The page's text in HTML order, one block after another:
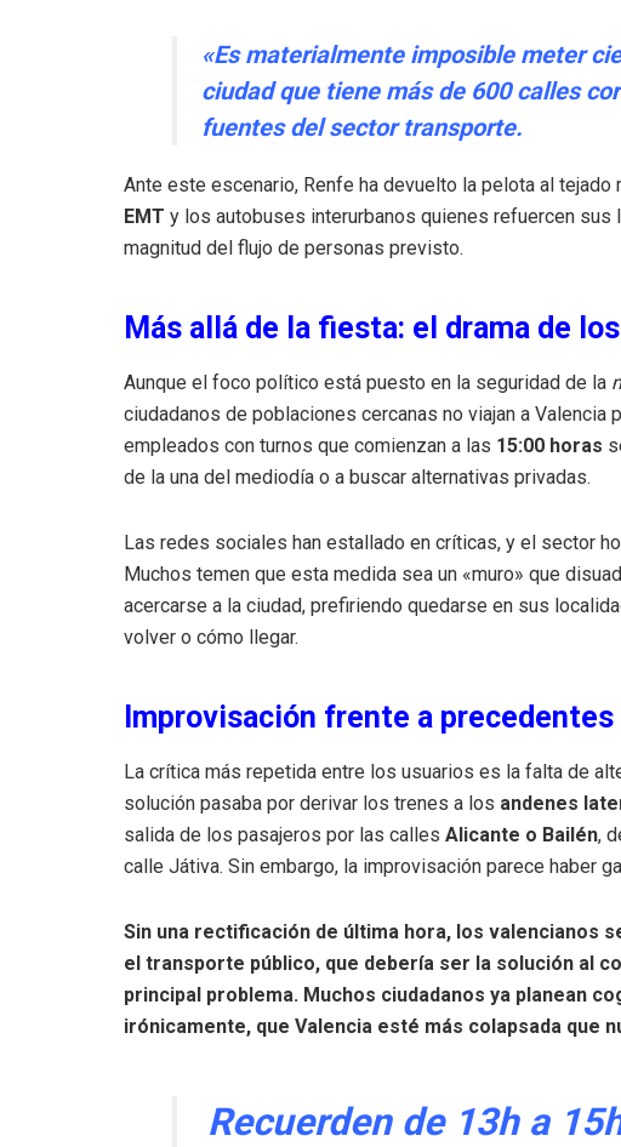
«Es materialmente imposible meter
ciudad que tiene más de 600 calles
fuentes del sector transporte.
Ante este escenario, Renfe ha devuelto la pelota al
EMT y los autobuses interurbanos quienes refuercen sus
magnitud del flujo de personas previsto.
Más allá de la fiesta: el drama de
Aunque el foco político está puesto en la seguridad de la
ciudadanos de poblaciones cercanas no viajan a Valencia
empleados con turnos que comienzan a las 15:00 horas
de la una del mediodía o a buscar alternativas privadas.
Las redes sociales han estallado en críticas, y el sector
Muchos temen que esta medida sea un «muro» que
acercarse a la ciudad, prefiriendo quedarse en sus
volver o cómo llegar.
Improvisación frente a precedentes
La crítica más repetida entre los usuarios es la falta de
solución pasaba por derivar los trenes a los andenes
salida de los pasajeros por las calles Alicante o Bailén,
calle Játiva. Sin embargo, la improvisación parece haber
Sin una rectificación de última hora, los valencianos
el transporte público, que debería ser la solución al
principal problema. Muchos ciudadanos ya planean
irónicamente, que Valencia esté más colapsada que
Recuerden de 13h a